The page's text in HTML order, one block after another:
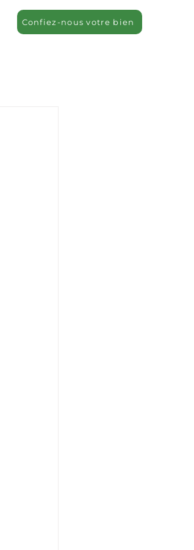
Confiez-nous votre bien